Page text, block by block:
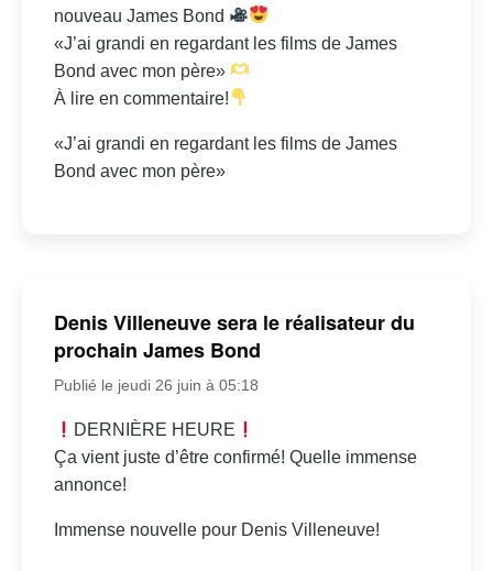
nouveau James Bond
«J’ai grandi en regardant les films de James
Bond avec mon père»
À lire en commentaire!
«J’ai grandi en regardant les films de James
Bond avec mon père»
Denis Villeneuve sera le réalisateur du
prochain James Bond
Publié le jeudi 26 juin à 05:18
DERNIÈRE HEURE
Ça vient juste d’être confirmé! Quelle immense
annonce!
Immense nouvelle pour Denis Villeneuve!